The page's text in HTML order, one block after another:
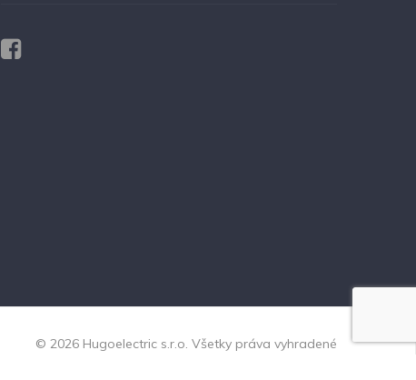
© 2026 Hugoelectric s.r.o. Všetky práva vyhradené